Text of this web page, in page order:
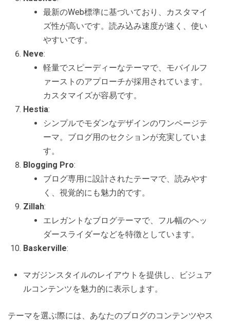
最新のWeb標準に基づいており、カスタマイ
ズ性が高いです。読み込み速度が速く、使い
やすいです。
Neve:
軽量でスピーディーなテーマで、モバイルフ
ァーストのアプローチが採用されています。
カスタマイズが容易です。
Hestia:
シンプルでモダンなデザインのワンページテ
ーマ。ブログ用のセクションが充実していま
す。
Blogging Pro:
ブログ専用に設計されたテーマで、読みやす
く、視覚的にも魅力的です。
Zillah:
エレガントなブログテーマで、フル幅のヘッ
ダースライダーなどを特徴としています。
Baskerville:
マガジンスタイルのレイアウトを提供し、ビジュア
ルコンテンツを魅力的に表示します。
テーマを選ぶ際には、あなたのブログのコンテンツやス